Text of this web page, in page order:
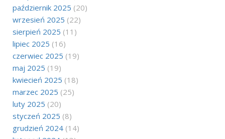
październik 2025 (20)
wrzesień 2025 (22)
sierpień 2025 (11)
lipiec 2025 (16)
czerwiec 2025 (19)
maj 2025 (19)
kwiecień 2025 (18)
marzec 2025 (25)
luty 2025 (20)
styczeń 2025 (8)
grudzień 2024 (14)